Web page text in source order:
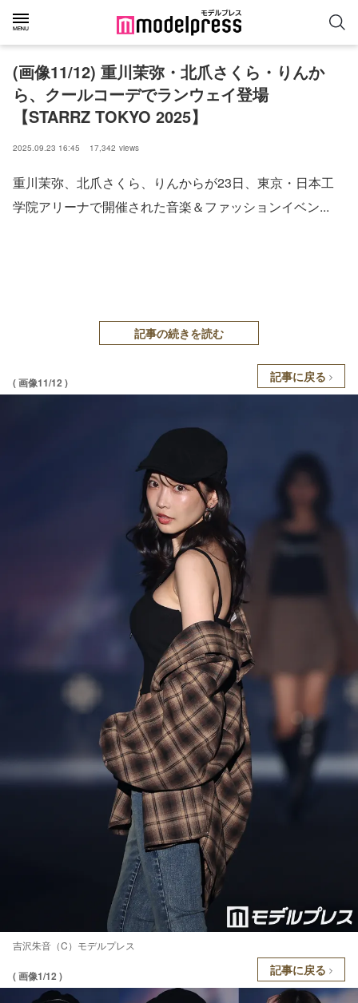
(画像11/12) 重川茉弥・北爪さくら・りんか
ら、クールコーデでランウェイ登場
【STARRZ TOKYO 2025】
2025.09.23 16:45 17,342 views
重川茉弥、北爪さくら、りんからが23日、東京・日本工
学院アリーナで開催された音楽＆ファッションイベン...
記事の続きを読む
( 画像11/12 ) 記事に戻る
吉沢朱音（C）モデルプレス
( 画像1/12 ) 記事に戻る